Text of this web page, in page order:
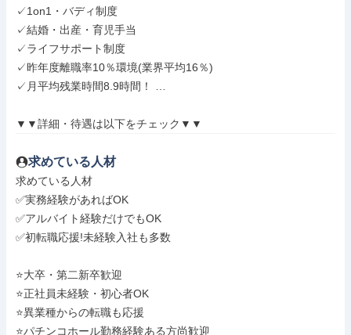
✓1on1・バディ制度
✓結婚・出産・育児手当
✓ライフサポート制度
✓昨年度離職率10％環境(業界平均16％)
✓月平均残業時間8.9時間！ …
▼▼詳細・待遇は以下をチェック▼▼
求めている人材
求めている人材
✅実務経験があればOK
✅アルバイト経験だけでもOK
✅初転職応援!未経験入社も多数
⭐大卒・第二新卒歓迎
⭐正社員未経験・初心者OK
⭐異業種からの転職も応援
⭐パチンコホール勤務経験ある方尚歓迎